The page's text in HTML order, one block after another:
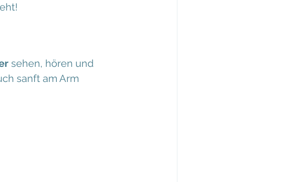
sehen, hören und
sanft am Arm